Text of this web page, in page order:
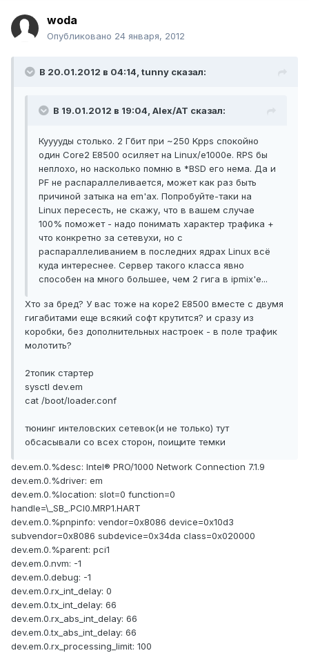
woda
Опубликовано 24 января, 2012
В 20.01.2012 в 04:14, tunny сказал:
В 19.01.2012 в 19:04, Alex/AT сказал:
Кууууды столько. 2 Гбит при ~250 Kpps спокойно
один Core2 E8500 осиляет на Linux/e1000e. RPS бы
неплохо, но насколько помню в *BSD его нема. Да и
PF не распараллеливается, может как раз быть
причиной затыка на em'ах. Попробуйте-таки на
Linux пересесть, не скажу, что в вашем случае
100% поможет - надо понимать характер трафика +
что конкретно за сетевухи, но с
распараллеливанием в последних ядрах Linux всё
куда интереснее. Сервер такого класса явно
способен на много большее, чем 2 гига в ipmix'е...
Xто за бред? У вас тоже на коре2 Е8500 вместе с двумя
гигабитами еще всякий софт крутится? и сразу из
коробки, без дополнительных настроек - в поле трафик
молотить?
2топик стартер
sysctl dev.em
cat /boot/loader.conf
тюнинг интеловских сетевок(и не только) тут
обсасывали со всех сторон, поищите темки
dev.em.0.%desc: Intel® PRO/1000 Network Connection 7.1.9
dev.em.0.%driver: em
dev.em.0.%location: slot=0 function=0
handle=\_SB_.PCI0.MRP1.HART
dev.em.0.%pnpinfo: vendor=0x8086 device=0x10d3
subvendor=0x8086 subdevice=0x34da class=0x020000
dev.em.0.%parent: pci1
dev.em.0.nvm: -1
dev.em.0.debug: -1
dev.em.0.rx_int_delay: 0
dev.em.0.tx_int_delay: 66
dev.em.0.rx_abs_int_delay: 66
dev.em.0.tx_abs_int_delay: 66
dev.em.0.rx_processing_limit: 100